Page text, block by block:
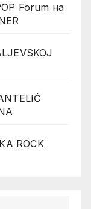
Forum на
ROCK